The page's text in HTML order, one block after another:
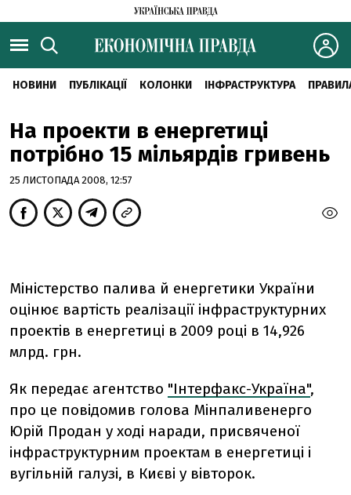
НОВИНИ ПУБЛІКАЦІЇ КОЛОНКИ ІНФРАСТРУКТУРА
На проекти в енергетиці
потрібно 15 мільярдів гривень
25 ЛИСТОПАДА 2008, 12:57
Міністерство палива й енергетики України
оцінює вартість реалізації інфраструктурних
проектів в енергетиці в 2009 році в 14,926
млрд. грн.
Як передає агентство "Інтерфакс-Україна",
про це повідомив голова Мінпаливенерго
Юрій Продан у ході наради, присвяченої
інфраструктурним проектам в енергетиці і
вугільній галузі, в Києві у вівторок.